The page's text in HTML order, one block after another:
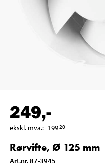
249,-
ekskl. mva.: 19920
Rørvifte, Ø 125 mm
Art.nr.87-3945